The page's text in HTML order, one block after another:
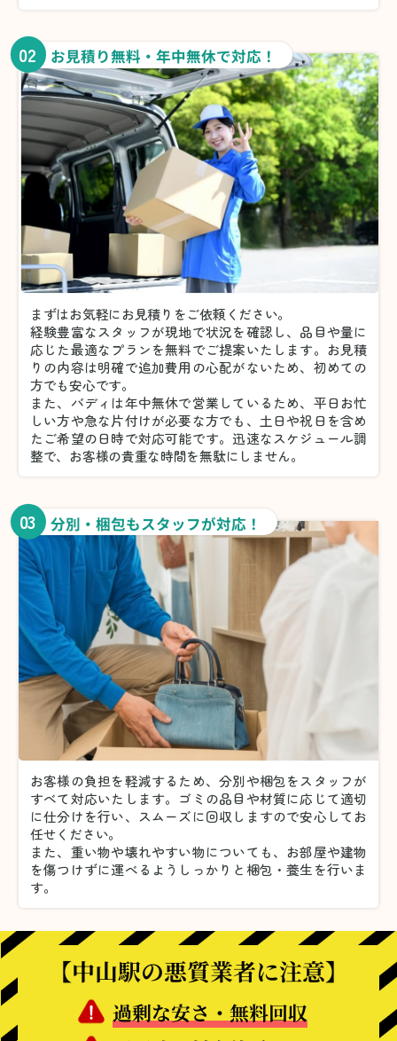
02 お見積り無料・年中無休で対応！
まずはお気軽にお見積りをご依頼ください。
経験豊富なスタッフが現地で状況を確認し、品目や量に
応じた最適なプランを無料でご提案いたします。お見積
りの内容は明確で追加費用の心配がないため、初めての
方でも安心です。
また、バディは年中無休で営業しているため、平日お忙
しい方や急な片付けが必要な方でも、土日や祝日を含め
たご希望の日時で対応可能です。迅速なスケジュール調
整で、お客様の貴重な時間を無駄にしません。
03 分別・梱包もスタッフが対応！
お客様の負担を軽減するため、分別や梱包をスタッフが
すべて対応いたします。 ゴミの品目や材質に応じて適切
に仕分けを行い、スムーズに回収しますので安心してお
任せください。
また、重い物や壊れやすい物についても、お部屋や建物
を傷つけずに運べるようしっかりと梱包・養生を行いま
す。
【中山駅の悪質業者に注意】
過剰な安さ・無料回収